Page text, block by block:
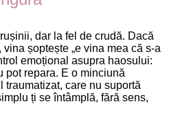
dar la fel de crudă. Dacă
vina șoptește „e vina mea că s-a
emoțional asupra haosului:
pot repara. E o minciună
traumatizat, care nu suportă
ți se întâmplă, fără sens,